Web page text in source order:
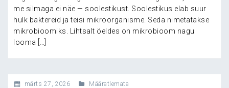
me silmaga ei näe — soolestikust. Soolestikus elab suur
hulk baktereid ja teisi mikroorganisme. Seda nimetatakse
mikrobioomiks. Lihtsalt öeldes on mikrobioom nagu
looma […]
märts 27, 2026 Määratlemata